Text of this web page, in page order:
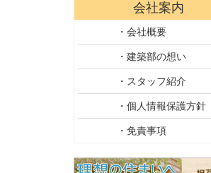
会社案内
・会社概要
・建築部の想い
・スタッフ紹介
・個人情報保護方針
・免責事項